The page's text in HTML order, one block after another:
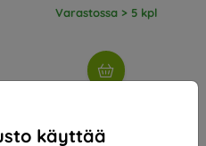
käyttää
Varastossa > 5 kpl